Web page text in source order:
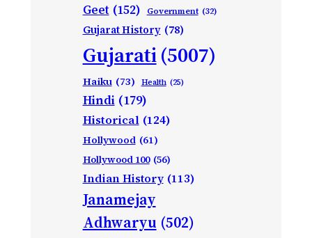
Geet (152) Government (32)
Gujarat History (78)
Gujarati(5007)
Haiku (73) Health (25)
Hindi (179)
Historical (124)
Hollywood (61)
Hollywood 100 (56)
Indian History (113)
Janamejay
Adhwaryu (502)